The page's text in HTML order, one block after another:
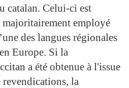
catalan. Celui-ci est
employé
des langues régionales
Europe. Si la
a été obtenue à l'issue
revendications, la